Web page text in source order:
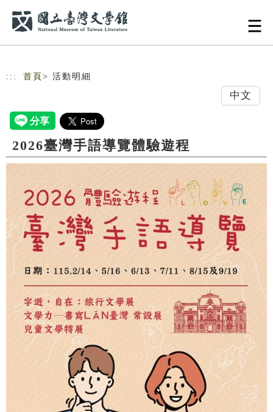
::: 首頁 > 活動明細
中文
2026臺灣手語導覽體驗遊程